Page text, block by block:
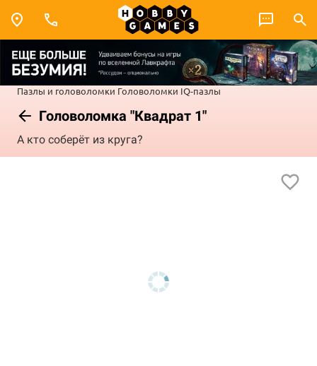
Пазлы и головоломки Головоломки IQ-пазлы
Головоломка "Квадрат 1"
А кто соберёт из круга?